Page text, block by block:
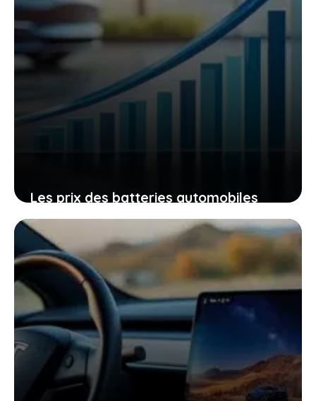
Les prix des batteries automobiles
s’envolent : est-il temps de franchir le
pas vers l’électrique ?
21 décembre 2025